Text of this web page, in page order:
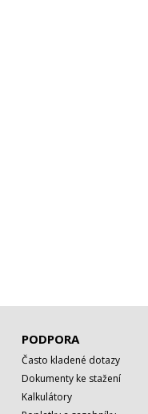
PODPORA
Často kladené dotazy
Dokumenty ke stažení
Kalkulátory